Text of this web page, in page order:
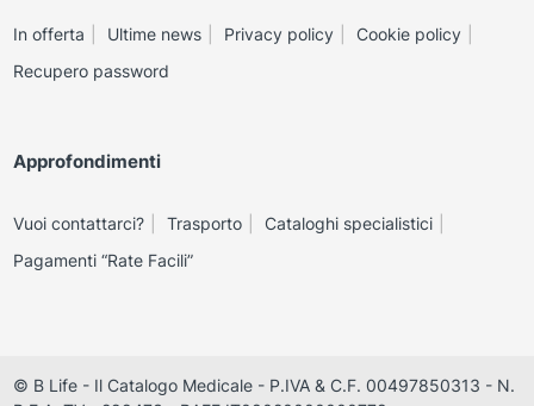
In offerta Ultime news Privacy policy
Cookie policy
Recupero password
Approfondimenti
Vuoi contattarci? Trasporto
Cataloghi specialistici
Pagamenti “Rate Facili”
© B Life - Il Catalogo Medicale - P.IVA & C.F. 00497850313 - N.